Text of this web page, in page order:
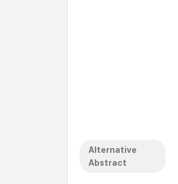
Alternative
Abstract